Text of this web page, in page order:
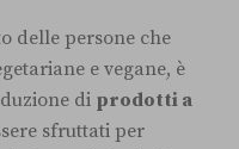
delle persone che
e vegane, è
di prodotti a
sfruttati per